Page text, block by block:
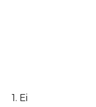
1. Ei